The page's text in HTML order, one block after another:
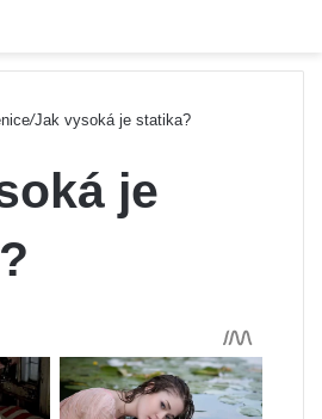
/Jak vysoká je statika?
je